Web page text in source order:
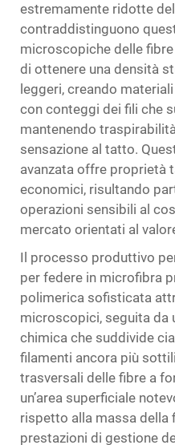
estremamente ridotte
contraddistinguono
microscopiche delle
di ottenere una densità
leggeri, creando
con conteggi dei fili che
mantenendo
sensazione al tatto.
avanzata offre proprietà
economici, risultando
operazioni sensibili al
mercato orientati al
Il processo produttivo
per federe in microfibra
polimerica sofisticata
microscopici, seguita da
chimica che suddivide
filamenti ancora più
trasversali delle fibre a
un’area superficiale
rispetto alla massa della
prestazioni di gestione